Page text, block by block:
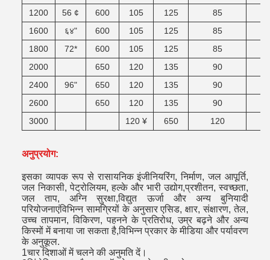
1200
56 ¢ 600 105 125 85
1600
६४" 600 105 125 85
1800
72* 600 105 125 85
2000
650 120 135 90
2400
96" 650 120 135 90
2600
650 120 135 90
3000
120 ¥ 650 120
अनुप्रयोग:
इसका व्यापक रूप से रासायनिक इंजीनियरिंग, निर्माण, जल आपूर्ति,
जल निकासी, पेट्रोलियम, हल्के और भारी उद्योग,प्रशीतन, स्वच्छता,
जल ताप, अग्नि सुरक्षा,विद्युत ऊर्जा और अन्य बुनियादी
परियोजनाएंविभिन्न सामग्रियों के अनुसार एसिड, क्षार, संक्षारण, तेल,
उच्च तापमान, विकिरण, पहनने के प्रतिरोध, उम्र बढ़ने और अन्य
किस्मों में बनाया जा सकता है,विभिन्न प्रकार के मीडिया और पर्यावरण
के अनुकूल.
1चार दिशाओं में चलने की अनुमति दें।